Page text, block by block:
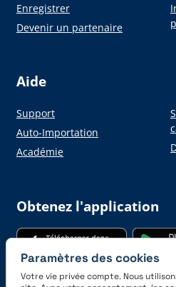
Enregistrer
Devenir un partenaire
Aide
Support
Auto-Importation
Académie
Obtenez l'application
Paramètres des cookies
Votre vie privée compte. Nous